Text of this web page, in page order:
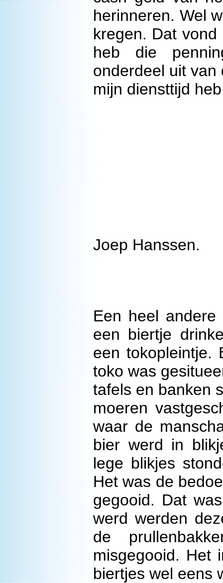
herinneren. Wel
kregen. Dat
heb die
onderdeel uit
mijn diensttijd
Joep Hanssen.
Een heel
een biertje
een tokopleintje.
toko was
tafels en banken
moeren
waar de
bier werd in
lege blikjes
Het was de
gegooid. Dat
werd werden
de
misgegooid. Het
biertjes wel eens